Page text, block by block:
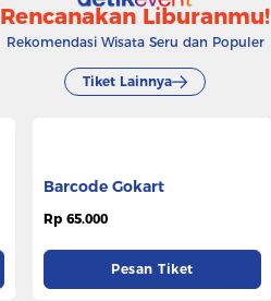
Rencanakan Liburanmu!
Rekomendasi Wisata Seru dan Populer
Tiket Lainnya
Barcode Gokart